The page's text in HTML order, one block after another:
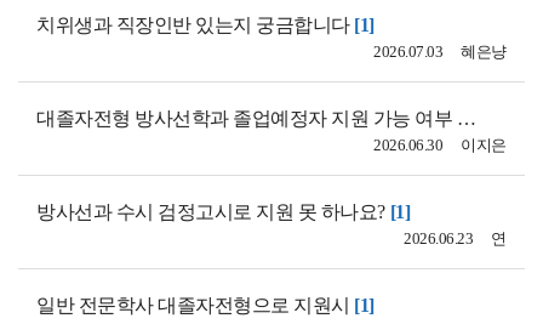
치위생과 직장인반 있는지 궁금합니다 [1]
혜은냥
2026.07.03
대졸자전형 방사선학과 졸업예정자 지원 가능 여부 문의
이지은
2026.06.30
방사선과 수시 검정고시로 지원 못 하나요? [1]
연
2026.06.23
일반 전문학사 대졸자전형으로 지원시 [1]